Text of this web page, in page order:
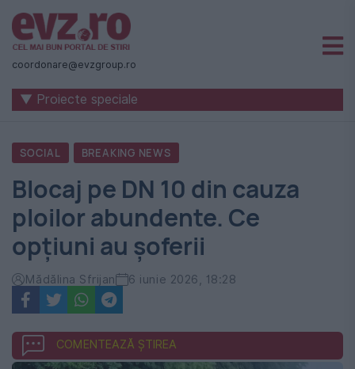
Știri
naționale
internaționale
România
-
Evenimentul
Zilei
coordonare@evzgroup.ro
▼ Proiecte speciale
SOCIAL BREAKING NEWS
Blocaj pe DN 10 din cauza
ploilor abundente. Ce
opțiuni au șoferii
Mădălina Sfrijan 6 iunie 2026, 18:28
COMENTEAZĂ ȘTIREA